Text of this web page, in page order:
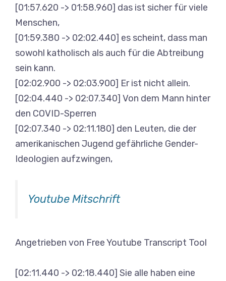
[01:57.620 -> 01:58.960] das ist sicher für viele
Menschen,
[01:59.380 -> 02:02.440] es scheint, dass man
sowohl katholisch als auch für die Abtreibung
sein kann.
[02:02.900 -> 02:03.900] Er ist nicht allein.
[02:04.440 -> 02:07.340] Von dem Mann hinter
den COVID-Sperren
[02:07.340 -> 02:11.180] den Leuten, die der
amerikanischen Jugend gefährliche Gender-
Ideologien aufzwingen,
Youtube Mitschrift
Angetrieben von Free Youtube Transcript Tool
[02:11.440 -> 02:18.440] Sie alle haben eine